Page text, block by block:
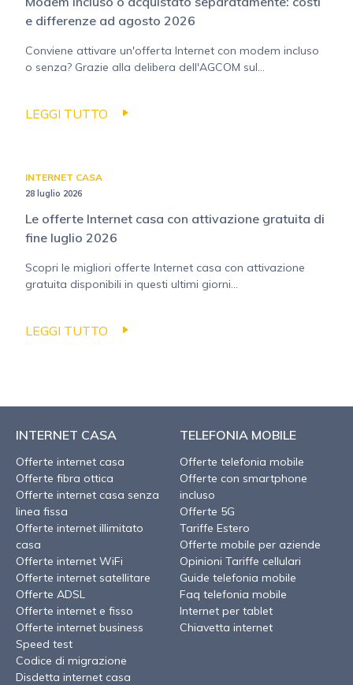
e differenze ad agosto 2026
Conviene attivare un'offerta Internet con modem incluso
o senza? Grazie alla delibera dell'AGCOM sul...
LEGGI TUTTO
INTERNET CASA
28 luglio 2026
Le offerte Internet casa con attivazione gratuita di
fine luglio 2026
Scopri le migliori offerte Internet casa con attivazione
gratuita disponibili in questi ultimi giorni...
LEGGI TUTTO
INTERNET CASA
Offerte internet casa
Offerte fibra ottica
Offerte internet casa senza
linea fissa
Offerte internet illimitato
casa
Offerte internet WiFi
Offerte internet satellitare
Offerte ADSL
Offerte internet e fisso
Offerte internet business
Speed test
Codice di migrazione
Disdetta internet casa
TELEFONIA MOBILE
Offerte telefonia mobile
Offerte con smartphone
incluso
Offerte 5G
Tariffe Estero
Offerte mobile per aziende
Opinioni Tariffe cellulari
Guide telefonia mobile
Faq telefonia mobile
Internet per tablet
Chiavetta internet